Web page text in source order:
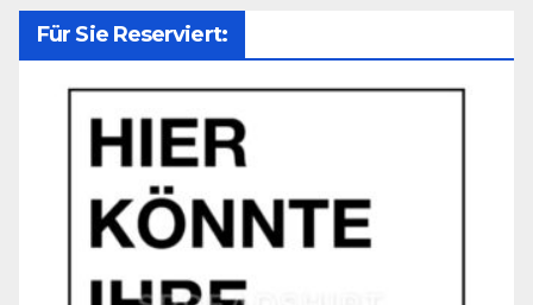
Für Sie Reserviert: